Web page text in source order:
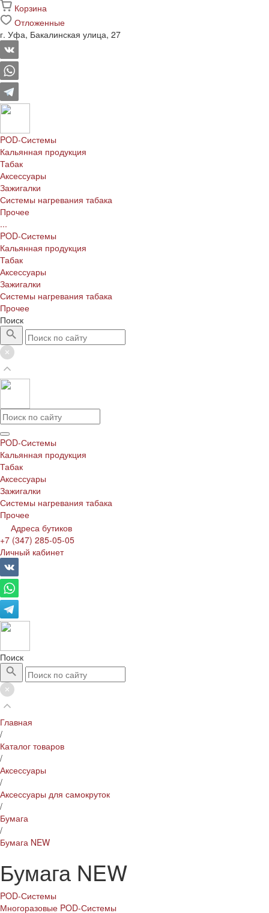
Корзина
Отложенные
г. Уфа, Бакалинская улица, 27
POD-Системы
Кальянная продукция
Табак
Аксессуары
Зажигалки
Системы нагревания табака
Прочее
...
POD-Системы
Кальянная продукция
Табак
Аксессуары
Зажигалки
Системы нагревания табака
Прочее
Поиск
POD-Системы
Кальянная продукция
Табак
Аксессуары
Зажигалки
Системы нагревания табака
Прочее
Адреса бутиков
+7 (347) 285-05-05
Личный кабинет
Поиск
Главная
/
Каталог товаров
/
Аксессуары
/
Аксессуары для самокруток
/
Бумага
/
Бумага NEW
Бумага NEW
POD-Системы
Многоразовые POD-Системы